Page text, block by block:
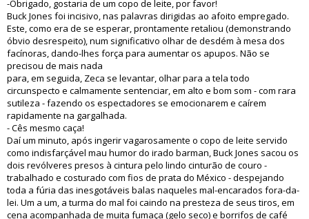
-Obrigado, gostaria de um copo de leite, por favor!
Buck Jones foi incisivo, nas palavras dirigidas ao afoito empregado.
Este, como era de se esperar, prontamente retaliou (demonstrando
óbvio desrespeito), num significativo olhar de desdém à mesa dos
facínoras, dando-lhes força para aumentar os apupos. Não se
precisou de mais nada
para, em seguida, Zeca se levantar, olhar para a tela todo
circunspecto e calmamente sentenciar, em alto e bom som - com rara
sutileza - fazendo os espectadores se emocionarem e caírem
rapidamente na gargalhada.
- Cês mesmo caça!
Daí um minuto, após ingerir vagarosamente o copo de leite servido
como indisfarçável mau humor do irado barman, Buck Jones sacou os
dois revólveres presos à cintura pelo lindo cinturão de couro -
trabalhado e costurado com fios de prata do México - despejando
toda a fúria das inesgotáveis balas naqueles mal-encarados fora-da-
lei. Um a um, a turma do mal foi caindo na presteza de seus tiros, em
cena acompanhada de muita fumaça (gelo seco) e borrifos de café